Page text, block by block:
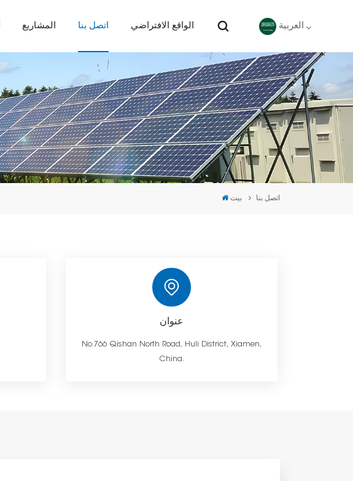
المشاريع اتصل بنا الواقع الافتراضي العربية
English
Deutsch
español
português
بيت اتصل بنا
عنوان
No.766 Qishan North Road, Huli District, Xiamen,
China.